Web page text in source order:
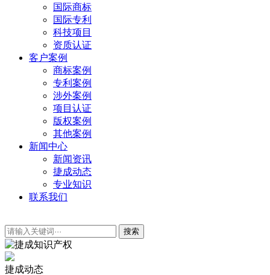
国际商标
国际专利
科技项目
资质认证
客户案例
商标案例
专利案例
涉外案例
项目认证
版权案例
其他案例
新闻中心
新闻资讯
捷成动态
专业知识
联系我们
搜索
捷成动态